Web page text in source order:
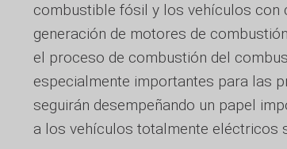
combustible fósil y los vehículos con
generación de motores de
el proceso de combustión del
especialmente importantes para las
seguirán desempeñando un papel
a los vehículos totalmente eléctricos